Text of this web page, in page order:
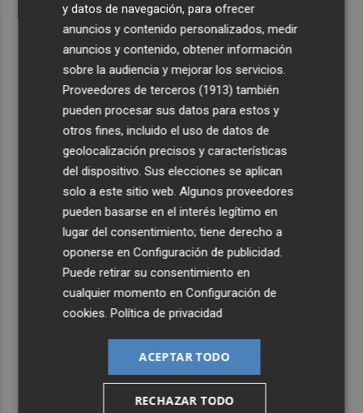
y datos de navegación, para ofrecer
anuncios y contenido personalizados, medir
anuncios y contenido, obtener información
sobre la audiencia y mejorar los servicios.
Proveedores de terceros (1913) también
pueden procesar sus datos para estos y
otros fines, incluido el uso de datos de
geolocalización precisos y características
del dispositivo. Sus elecciones se aplican
solo a este sitio web. Algunos proveedores
pueden basarse en el interés legítimo en
lugar del consentimiento; tiene derecho a
oponerse enConfiguración de publicidad.
Puede retirar su consentimiento en
cualquier momento enConfiguración de
cookies.Política de privacidad
ACEPTAR TODO
RECHAZAR TODO